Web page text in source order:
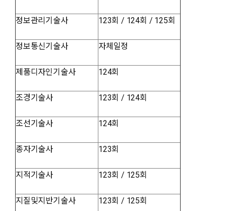
정보관리기술사 123회 / 124회 / 125회
정보통신기술사 자체일정
제품디자인기술사 124회
조경기술사 123회 / 124회
조선기술사 124회
종자기술사 123회
지적기술사 123회 / 125회
지질및지반기술사 123회 / 125회